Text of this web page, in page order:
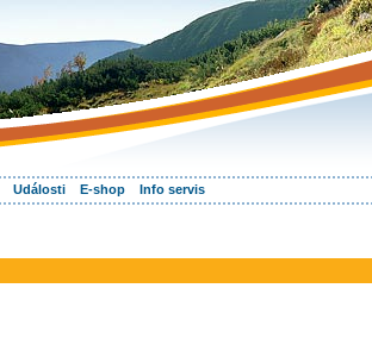
Události E-shop Info servis